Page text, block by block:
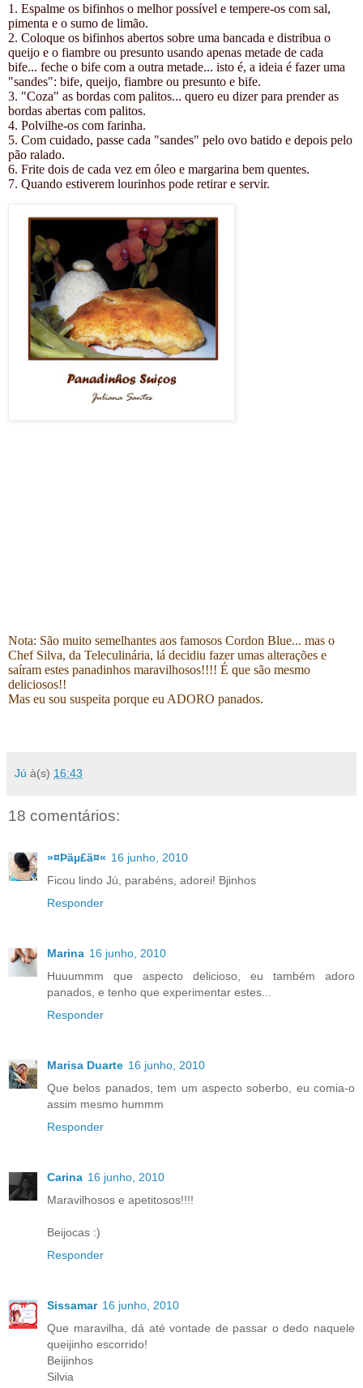
1. Espalme os bifinhos o melhor possível e tempere-os com sal,
pimenta e o sumo de limão.
2. Coloque os bifinhos abertos sobre uma bancada e distribua o
queijo e o fiambre ou presunto usando apenas metade de cada
bife... feche o bife com a outra metade... isto é, a ideia é fazer uma
"sandes": bife, queijo, fiambre ou presunto e bife.
3. "Coza" as bordas com palitos... quero eu dizer para prender as
bordas abertas com palitos.
4. Polvilhe-os com farinha.
5. Com cuidado, passe cada "sandes" pelo ovo batido e depois pelo
pão ralado.
6. Frite dois de cada vez em óleo e margarina bem quentes.
7. Quando estiverem lourinhos pode retirar e servir.
Nota: São muito semelhantes aos famosos Cordon Blue... mas o
Chef Silva, da Teleculinária, lá decidiu fazer umas alterações e
saíram estes panadinhos maravilhosos!!!! É que são mesmo
deliciosos!!
Mas eu sou suspeita porque eu ADORO panados.
Jú à(s) 16:43
18 comentários:
»¤Þäµ£ä¤« 16 junho, 2010
Ficou lindo Jú, parabéns, adorei! Bjinhos
Responder
Marina 16 junho, 2010
Huuummm que aspecto delicioso, eu também adoro
panados, e tenho que experimentar estes...
Responder
Marisa Duarte 16 junho, 2010
Que belos panados, tem um aspecto soberbo, eu comia-o
assim mesmo hummm
Responder
Carina 16 junho, 2010
Maravilhosos e apetitosos!!!!
Beijocas :)
Responder
Sissamar 16 junho, 2010
Que maravilha, dá até vontade de passar o dedo naquele
queijinho escorrido!
Beijinhos
Silvia